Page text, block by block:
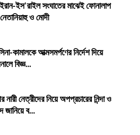
ইস'রাইল সংঘাতের মাঝেই ফোনালাপ
ও মোদী
কামালকে আত্মসমর্পণের নির্দেশ দিয়ে
বিজ্ঞ...
নারী নেত্রীদের নিয়ে অপপ্রচারের নিন্দা ও
জানিয়ে ব...